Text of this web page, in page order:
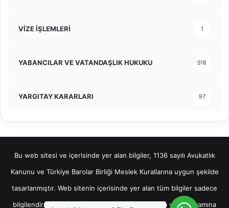
VİZE İŞLEMLERİ 1
YABANCILAR VE VATANDAŞLIK HUKUKU 518
YARGITAY KARARLARI 97
Bu web sitesi ve içerisinde yer alan bilgiler, 1136 sayılı Avukatlık
Kanunu ve Türkiye Barolar Birliği Meslek Kurallarına uygun şekilde
tasarlanmıştır. Web sitenin içerisinde yer alan tüm bilgiler sadece
bilgilendirme amaçlı olup, bu bilgilerin bir kısmına veya tamamına